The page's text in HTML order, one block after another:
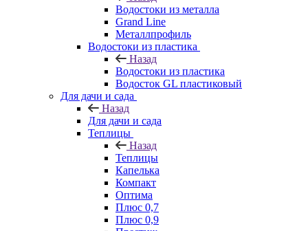
Водостоки из металла
Grand Line
Металлпрофиль
Водостоки из пластика
Назад
Водостоки из пластика
Водосток GL пластиковый
Для дачи и сада
Назад
Для дачи и сада
Теплицы
Назад
Теплицы
Капелька
Компакт
Оптима
Плюс 0,7
Плюс 0,9